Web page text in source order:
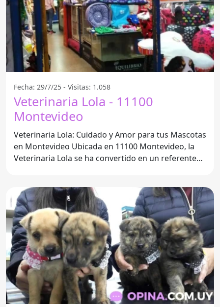
Fecha: 29/7/25 - Visitas: 1.058
Veterinaria Lola - 11100
Montevideo
Veterinaria Lola: Cuidado y Amor para tus Mascotas
en Montevideo Ubicada en 11100 Montevideo, la
Veterinaria Lola se ha convertido en un referente